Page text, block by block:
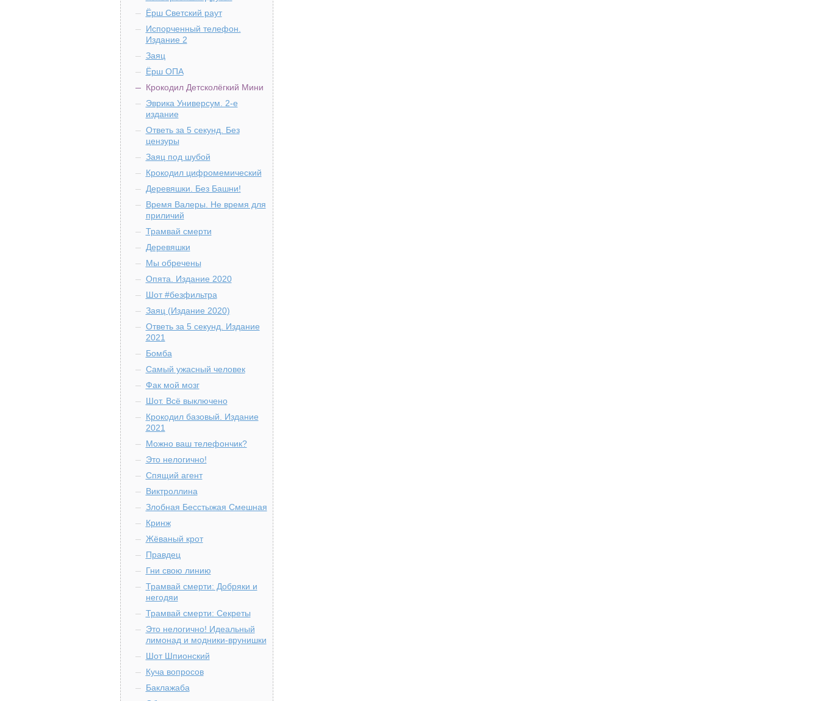
Ёрш Светский раут
Испорченный телефон.
Издание 2
Заяц
Ёрш ОПА
Крокодил Детсколёгкий Мини
Эврика Универсум. 2-е
издание
Ответь за 5 секунд. Без
цензуры
Заяц под шубой
Крокодил цифромемический
Деревяшки. Без Башни!
Время Валеры. Не время для
приличий
Трамвай смерти
Деревяшки
Мы обречены
Опята. Издание 2020
Шот #безфильтра
Заяц (Издание 2020)
Ответь за 5 секунд. Издание
2021
Бомба
Самый ужасный человек
Фак мой мозг
Шот. Всё выключено
Крокодил базовый. Издание
2021
Можно ваш телефончик?
Это нелогично!
Спящий агент
Виктроллина
Злобная Бесстыжая Смешная
Кринж
Жёваный крот
Правдец
Гни свою линию
Трамвай смерти: Добряки и
негодяи
Трамвай смерти: Секреты
Это нелогично! Идеальный
лимонад и модники-врунишки
Шот Шпионский
Куча вопросов
Баклажаба